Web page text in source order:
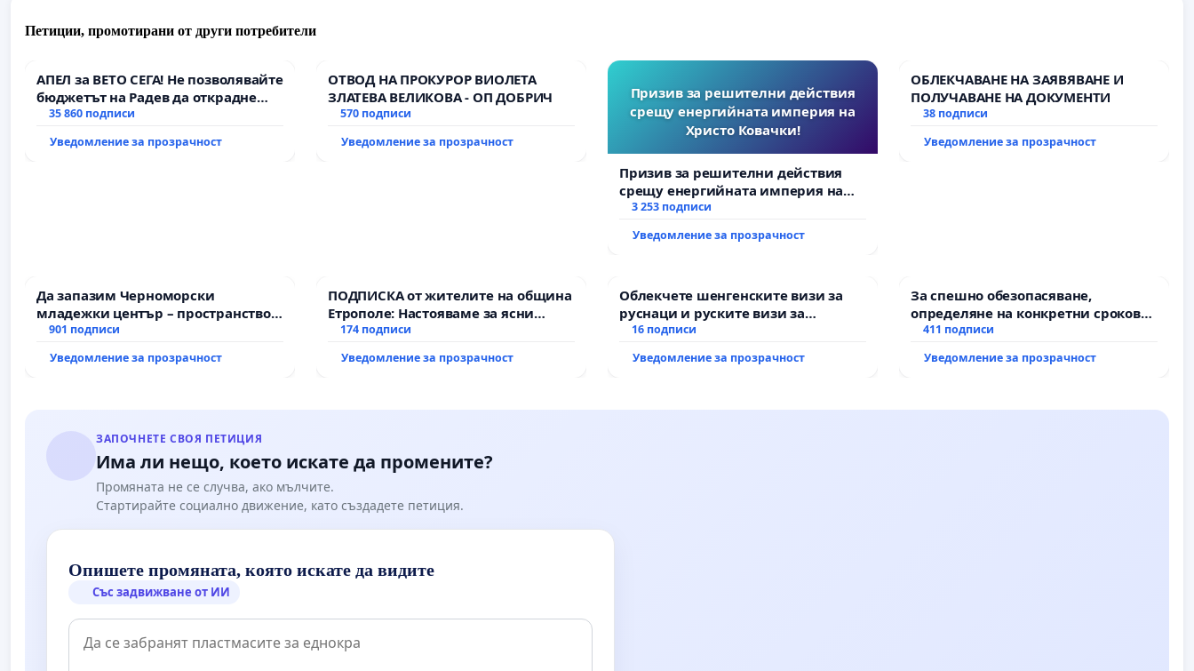
Петиции, промотирани от други потребители
АПЕЛ за ВЕТО СЕГА! Не позволявайте
бюджетът на Радев да открадне
парите и правата ни в тъмното
35 860 подписи
Уведомление за прозрачност
ОТВОД НА ПРОКУРОР ВИОЛЕТА
ЗЛАТЕВА ВЕЛИКОВА - ОП ДОБРИЧ
570 подписи
Уведомление за прозрачност
Призив за решителни действия
срещу енергийната империя на
Христо Ковачки!
Призив за решителни действия
срещу енергийната империя на
Христо Ковачки!
3 253 подписи
Уведомление за прозрачност
ОБЛЕКЧАВАНЕ НА ЗАЯВЯВАНЕ И
ПОЛУЧАВАНЕ НА ДОКУМЕНТИ
38 подписи
Уведомление за прозрачност
Да запазим Черноморски
младежки център – пространство
за младите на Варна
901 подписи
Уведомление за прозрачност
ПОДПИСКА от жителите на община
Етрополе: Настояваме за ясни
гаранции от “Елаците-МЕД” АД и от
всички екологични норми!
174 подписи
Уведомление за прозрачност
Облекчете шенгенските визи за
руснаци и руските визи за
българи
16 подписи
Уведомление за прозрачност
За спешно обезопасяване,
определяне на конкретни срокове
и извършване на цялостна
републиканския път между пътен
411 подписи
Уведомление за прозрачност
ЗАПОЧНЕТЕ СВОЯ ПЕТИЦИЯ
Има ли нещо, което искате да промените?
Промяната не се случва, ако мълчите.
Стартирайте социално движение, като създадете петиция.
Опишете промяната, която искате да видите
Със задвижване от ИИ